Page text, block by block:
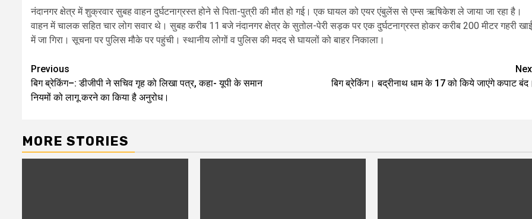
नंदानगर क्षेत्र में शुक्रवार सुबह वाहन दुर्घटनाग्रस्त होने से पिता-पुत्री की मौत हो गई। एक घायल को एयर एंबुलेंस से एम्स ऋषिकेश ले जाया जा रहा है।
वाहन में चालक सहित चार लोग सवार थे। सुबह करीब 11 बजे नंदानगर क्षेत्र के सुतोल-पेरी सड़क पर एक दुर्घटनाग्रस्त होकर करीब 200 मीटर गहरी खाई
में जा गिरा। सूचना पर पुलिस मौके पर पहुंची। स्थानीय लोगों व पुलिस की मदद से घायलों को बाहर निकाला।
Post
navigation
Previous
बिग ब्रेकिंग–: डीजीपी ने सचिव गृह को लिखा पत्र, कहा- यूपी के समान
नियमों को लागू करने का किया है अनुरोध।
बिग ब्रेकिंग। बद्रीनाथ धाम के 17 को किये जाएंगे कपाट बंद।
MORE STORIES